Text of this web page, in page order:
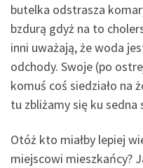
butelka odstrasza
bzdurą gdyż na to
inni uważają, że woda
odchody. Swoje (po
komuś coś siedziało na
tu zbliżamy się ku sedna
Otóż kto miałby lepiej
miejscowi mieszkańcy?